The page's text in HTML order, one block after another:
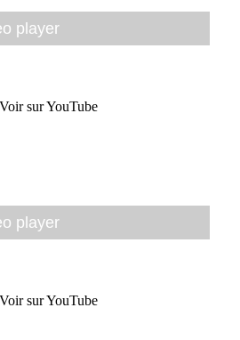
player
player